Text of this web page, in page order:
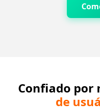
Confiado por
de